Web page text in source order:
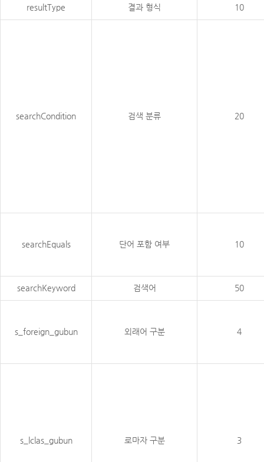
resultType 결과 형식 10
searchCondition 검색 분류 20
searchEquals 단어 포함 여부 10
searchKeyword 검색어 50
s_foreign_gubun 외래어 구분 4
s_lclas_gubun 로마자 구분 3